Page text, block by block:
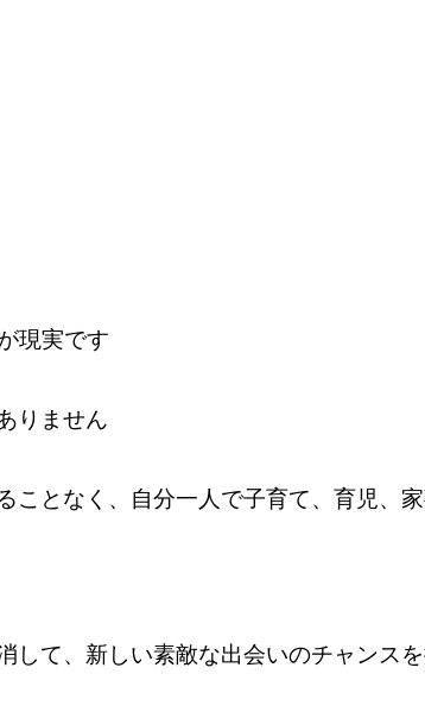
現実です
りません
ことなく、自分一人で子育て、育児、
て、新しい素敵な出会いのチャンス